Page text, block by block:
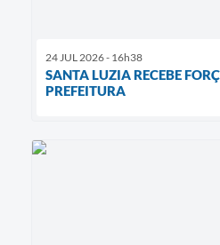
24 JUL 2026 - 16h38
SANTA LUZIA RECEBE
PREFEITURA